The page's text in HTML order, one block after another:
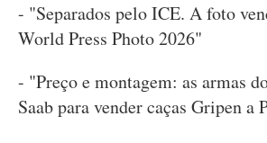
- "Separados pelo ICE. A foto
World Press Photo 2026"
- "Preço e montagem: as armas
Saab para vender caças Gripen a